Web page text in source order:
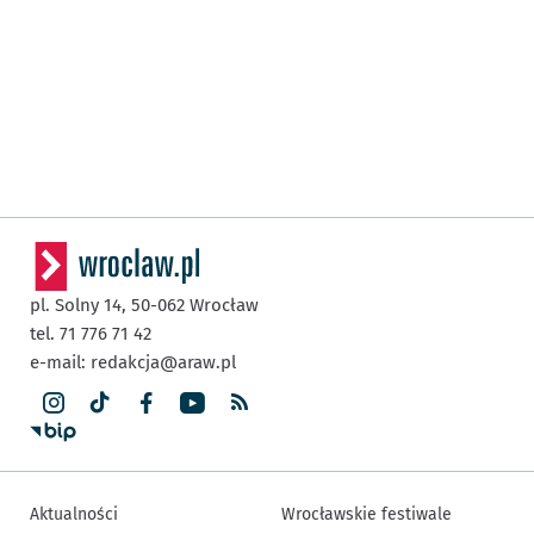
pl. Solny 14, 50-062 Wrocław
tel. 71 776 71 42
e-mail: redakcja@araw.pl
Aktualności Wrocławskie festiwale